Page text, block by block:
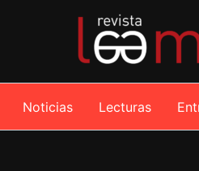
Noticias Lecturas